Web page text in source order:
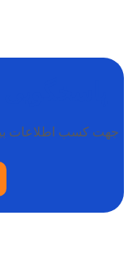
جهت کسب اطلاعات